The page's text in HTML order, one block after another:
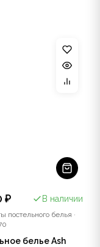
₽ В наличии
постельного белья ·
белье Ash